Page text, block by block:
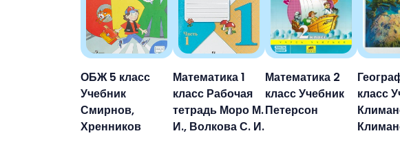
ОБЖ 5 класс
Учебник
Смирнов,
Хренников
Математика 1
класс Рабочая
тетрадь Моро М.
И., Волкова С. И.
Математика 2
класс Учебник
Петерсон
класс